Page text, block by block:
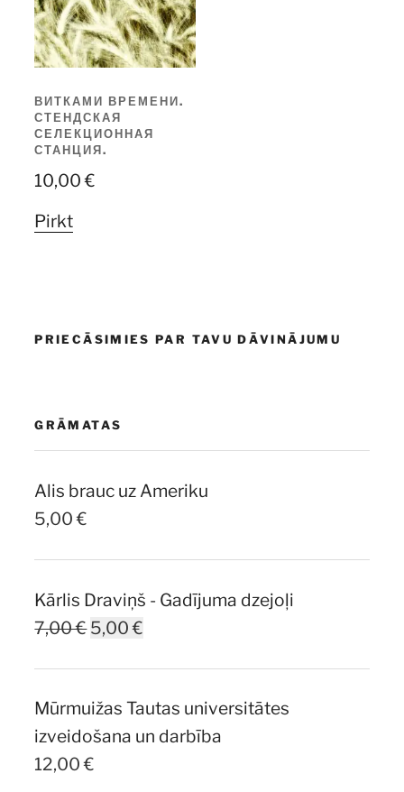
ВИТКАМИ ВРЕМЕНИ.
СТЕНДСКАЯ
СЕЛЕКЦИОННАЯ
СТАНЦИЯ.
10,00€
Pirkt
PRIECĀSIMIES PAR TAVU DĀVINĀJUMU
GRĀMATAS
Alis brauc uz Ameriku
5,00€
Kārlis Draviņš - Gadījuma dzejoļi
7,00€Original
7,00 €.
5,00€
5,00 €.
Mūrmuižas Tautas universitātes
izveidošana un darbība
12,00€